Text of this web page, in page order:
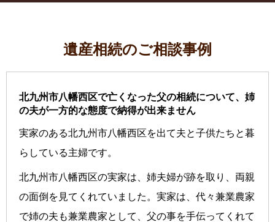
遺産相続のご相談事例
北九州市八幡西区で亡くなった父の相続について、姉
の夫が一方的な態度で納得が出来ません
実家のある北九州市八幡西区を出て夫と子供たちと暮
らしている主婦です。
北九州市八幡西区の実家は、姉夫婦が跡を取り、両親
の面倒を見てくれていました。実家は、代々兼業農家
で姉の夫も兼業農家として、父の事を手伝ってくれて